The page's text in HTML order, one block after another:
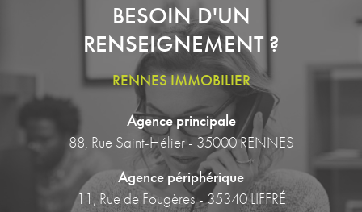
BESOIN D'UN
RENSEIGNEMENT ?
RENNES IMMOBILIER
Agence principale
88, Rue Saint-Hélier - 35000 RENNES
Agence périphérique
11, Rue de Fougères - 35340 LIFFRÉ